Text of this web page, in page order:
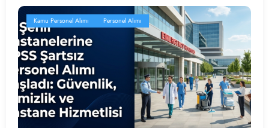
Kamu Personel Alımı Personel Alımı